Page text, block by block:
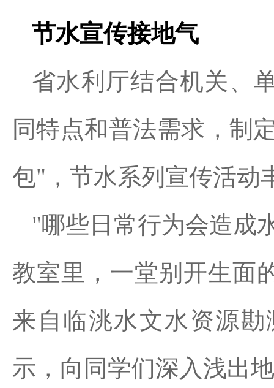
节水宣传接地气
省水利厅结合机关、
同特点和普法需求，制
包"，节水系列宣传活动
"哪些日常行为会造成
教室里，一堂别开生面
来自临洮水文水资源
示，向同学们深入浅出